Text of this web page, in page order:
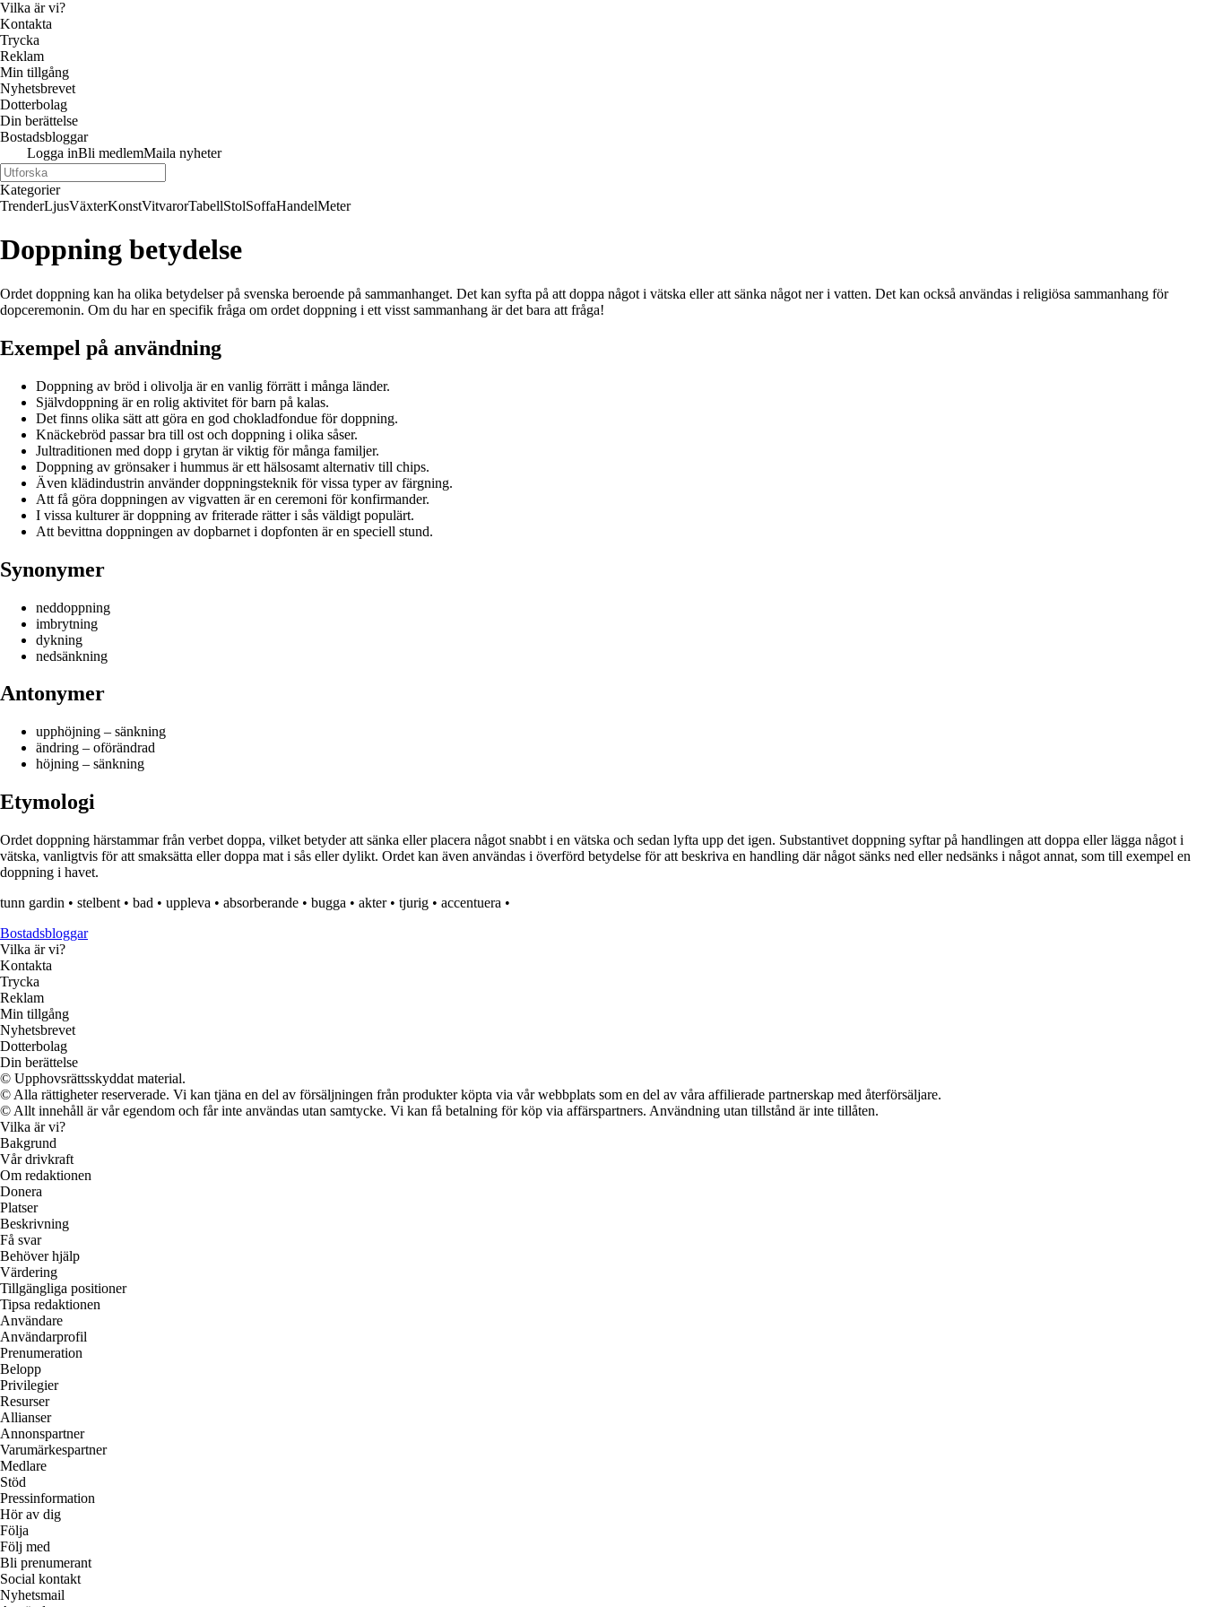
Vilka är vi?
Kontakta
Trycka
Reklam
Min tillgång
Nyhetsbrevet
Dotterbolag
Din berättelse
Bostadsbloggar
Logga inBli medlemMaila nyheter
Kategorier
TrenderLjusVäxterKonstVitvarorTabellStolSoffaHandelMeter
Doppning betydelse
Ordet doppning kan ha olika betydelser på svenska beroende på sammanhanget. Det kan syfta på att doppa något i vätska eller att sänka något ner i vatten. Det kan också användas i religiösa sammanhang för
dopceremonin. Om du har en specifik fråga om ordet doppning i ett visst sammanhang är det bara att fråga!
Exempel på användning
Doppning av bröd i olivolja är en vanlig förrätt i många länder.
Självdoppning är en rolig aktivitet för barn på kalas.
Det finns olika sätt att göra en god chokladfondue för doppning.
Knäckebröd passar bra till ost och doppning i olika såser.
Jultraditionen med dopp i grytan är viktig för många familjer.
Doppning av grönsaker i hummus är ett hälsosamt alternativ till chips.
Även klädindustrin använder doppningsteknik för vissa typer av färgning.
Att få göra doppningen av vigvatten är en ceremoni för konfirmander.
I vissa kulturer är doppning av friterade rätter i sås väldigt populärt.
Att bevittna doppningen av dopbarnet i dopfonten är en speciell stund.
Synonymer
neddoppning
imbrytning
dykning
nedsänkning
Antonymer
upphöjning – sänkning
ändring – oförändrad
höjning – sänkning
Etymologi
Ordet doppning härstammar från verbet doppa, vilket betyder att sänka eller placera något snabbt i en vätska och sedan lyfta upp det igen. Substantivet doppning syftar på handlingen att doppa eller lägga något i
vätska, vanligtvis för att smaksätta eller doppa mat i sås eller dylikt. Ordet kan även användas i överförd betydelse för att beskriva en handling där något sänks ned eller nedsänks i något annat, som till exempel en
doppning i havet.
tunn gardin • stelbent • bad • uppleva • absorberande • bugga • akter• tjurig • accentuera •
Bostadsbloggar
Vilka är vi?
Kontakta
Trycka
Reklam
Min tillgång
Nyhetsbrevet
Dotterbolag
Din berättelse
© Upphovsrättsskyddat material.
© Alla rättigheter reserverade. Vi kan tjäna en del av försäljningen från produkter köpta via vår webbplats som en del av våra affilierade partnerskap med återförsäljare.
© Allt innehåll är vår egendom och får inte användas utan samtycke. Vi kan få betalning för köp via affärspartners. Användning utan tillstånd är inte tillåten.
Vilka är vi?
Bakgrund
Vår drivkraft
Om redaktionen
Donera
Platser
Beskrivning
Få svar
Behöver hjälp
Värdering
Tillgängliga positioner
Tipsa redaktionen
Användare
Användarprofil
Prenumeration
Belopp
Privilegier
Resurser
Allianser
Annonspartner
Varumärkespartner
Medlare
Stöd
Pressinformation
Hör av dig
Följa
Följ med
Bli prenumerant
Social kontakt
Nyhetsmail